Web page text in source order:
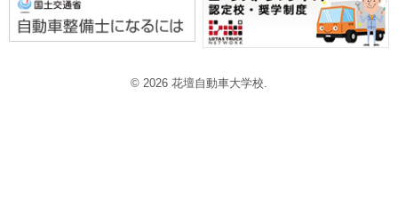
© 2026 花壇自動車大学校.